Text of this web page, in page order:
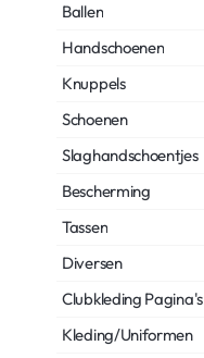
Ballen
Handschoenen
Knuppels
Schoenen
Slaghandschoentjes
Bescherming
Tassen
Diversen
Clubkleding Pagina's
Kleding/Uniformen